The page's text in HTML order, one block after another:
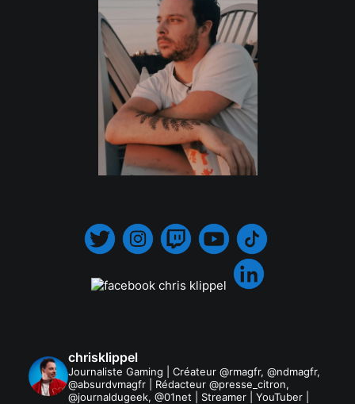
chrisklippel
Journaliste Gaming | Créateur @rmagfr, @ndmagfr,
@absurdvmagfr | Rédacteur @presse_citron,
@journaldugeek, @01net | Streamer | YouTuber |